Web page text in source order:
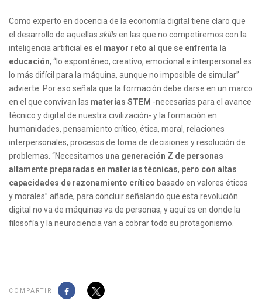
Como experto en docencia de la economía digital tiene claro que
el desarrollo de aquellas skillsen las que no competiremos con la
inteligencia artificial es el mayor reto al que se enfrenta la
educación, “lo espontáneo, creativo, emocional e interpersonal es
lo más difícil para la máquina, aunque no imposible de simular”
advierte. Por eso señala que la formación debe darse en un marco
en el que convivan las materias STEM -necesarias para el avance
técnico y digital de nuestra civilización- y la formación en
humanidades, pensamiento crítico, ética, moral, relaciones
interpersonales, procesos de toma de decisiones y resolución de
problemas. “Necesitamos una generación Z de personas
altamente preparadas en materias técnicas, pero con altas
capacidades de razonamiento crítico basado en valores éticos
y morales” añade, para concluir señalando que esta revolución
digital no va de máquinas va de personas, y aquí es en donde la
filosofía y la neurociencia van a cobrar todo su protagonismo.
COMPARTIR